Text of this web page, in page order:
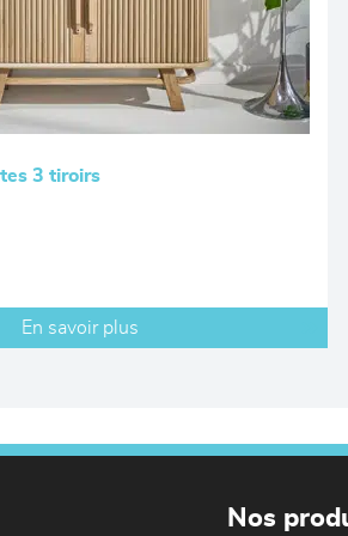
3 tiroirs
En savoir plus
Nos